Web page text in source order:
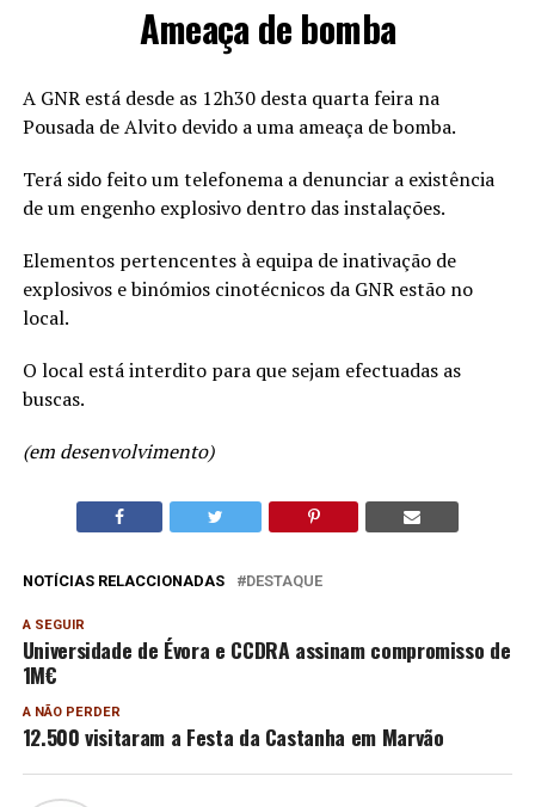
Ameaça de bomba
A GNR está desde as 12h30 desta quarta feira na
Pousada de Alvito devido a uma ameaça de bomba.
Terá sido feito um telefonema a denunciar a existência
de um engenho explosivo dentro das instalações.
Elementos pertencentes à equipa de inativação de
explosivos e binómios cinotécnicos da GNR estão no
local.
O local está interdito para que sejam efectuadas as
buscas.
(em desenvolvimento)
NOTÍCIAS RELACCIONADAS DESTAQUE
A SEGUIR
Universidade de Évora e CCDRA assinam compromisso de
1M€
A NÃO PERDER
12.500 visitaram a Festa da Castanha em Marvão